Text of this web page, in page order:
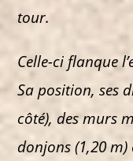
tour.
Celle-ci flanque
Sa position, ses
côté), des murs
donjons (1,20